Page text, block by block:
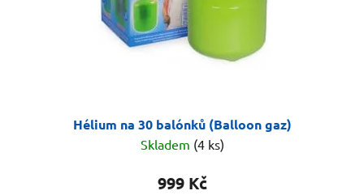
Hélium na 30 balónků (Balloon gaz)
Skladem (4 ks)
999 Kč